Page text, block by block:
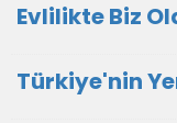
Evlilikte Biz
Türkiye'nin